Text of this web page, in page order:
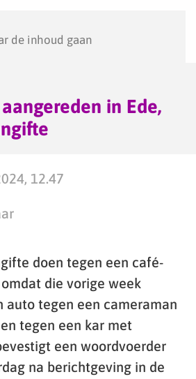
de inhoud gaan
in Ede,
12.47
doen tegen een café-
die vorige week
auto tegen een cameraman
tegen een kar met
een woordvoerder
na berichtgeving in de